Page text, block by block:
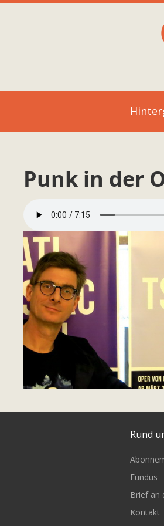
Punk in der
Rund
Fundus
Brief an
Kontakt